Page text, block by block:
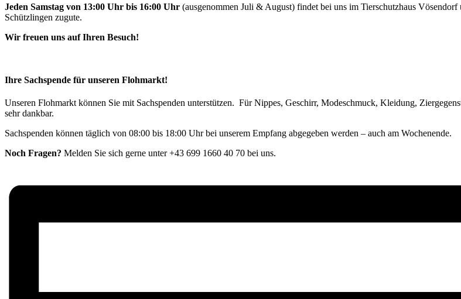
Jeden Samstag von 13:00 Uhr bis 16:00 Uhr (ausgenommen Juli & August) findet bei uns im Tierschutzhaus
Schützlingen zugute.
Wir freuen uns auf Ihren Besuch!
Ihre Sachspende für unseren Flohmarkt!
Unseren Flohmarkt können Sie mit Sachspenden unterstützen. Für Nippes, Geschirr, Modeschmuck, Kleidung,
sehr dankbar.
Sachspenden können täglich von 08:00 bis 18:00 Uhr bei unserem Empfang abgegeben werden – auch am Wochenende.
Noch Fragen? Melden Sie sich gerne unter +43 699 1660 40 70 bei uns.